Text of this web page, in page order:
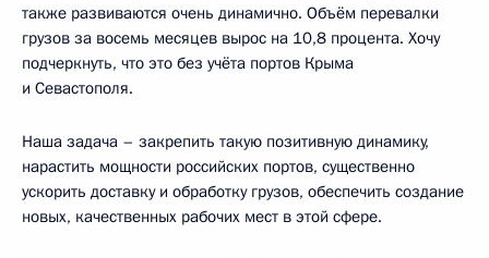
также развиваются очень динамично. Объём перевалки
грузов за восемь месяцев вырос на 10,8 процента. Хочу
подчеркнуть, что это без учёта портов Крыма
и Севастополя.
Наша задача – закрепить такую позитивную динамику,
нарастить мощности российских портов, существенно
ускорить доставку и обработку грузов, обеспечить создание
новых, качественных рабочих мест в этой сфере.